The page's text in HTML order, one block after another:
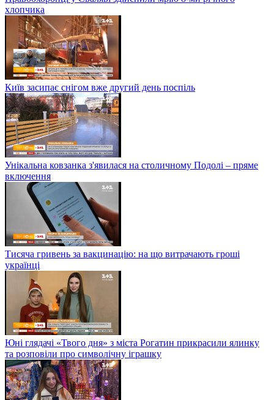
хлопчика
Київ засипає снігом вже другий день поспіль
Унікальна ковзанка з'явилася на столичному Подолі – пряме
включення
Тисяча гривень за вакцинацію: на що витрачають гроші
українці
Юні глядачі «Твого дня» з міста Рогатин прикрасили ялинку
та розповіли про символічну іграшку